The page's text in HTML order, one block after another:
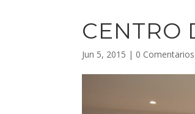
CENTRO
Jun 5, 2015 | 0 Comentarios